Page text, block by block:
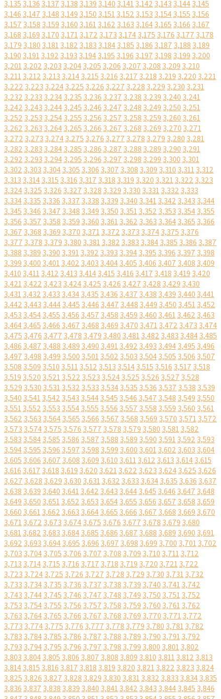
3,135 3,136 3,137 3,138 3,139 3,140 3,1413,142 3,143 3,1443,145
3,146 3,147 3,148 3,149 3,150 3,1513,152 3,153 3,1543,155 3,156
3,157 3,158 3,159 3,160 3,1613,162 3,163 3,1643,165 3,166 3,167
3,168 3,169 3,170 3,1713,172 3,173 3,1743,175 3,176 3,177 3,178
3,179 3,180 3,1813,182 3,183 3,1843,185 3,186 3,187 3,188 3,189
3,190 3,1913,192 3,193 3,1943,195 3,196 3,197 3,198 3,199 3,200
3,2013,202 3,203 3,2043,205 3,206 3,207 3,208 3,209 3,210
3,2113,212 3,213 3,2143,215 3,216 3,217 3,218 3,219 3,220 3,221
3,222 3,223 3,2243,225 3,226 3,227 3,228 3,229 3,230 3,231
3,232 3,233 3,2343,235 3,236 3,237 3,238 3,239 3,240 3,241
3,242 3,243 3,2443,245 3,246 3,247 3,248 3,249 3,250 3,251
3,252 3,253 3,2543,255 3,256 3,257 3,258 3,259 3,260 3,261
3,262 3,263 3,2643,265 3,266 3,267 3,268 3,269 3,270 3,271
3,272 3,273 3,2743,275 3,276 3,277 3,278 3,279 3,280 3,281
3,282 3,283 3,2843,285 3,286 3,287 3,288 3,289 3,290 3,291
3,292 3,293 3,2943,295 3,296 3,297 3,298 3,299 3,300 3,301
3,302 3,303 3,3043,305 3,306 3,307 3,308 3,309 3,310 3,3113,312
3,313 3,3143,315 3,316 3,317 3,318 3,319 3,320 3,3213,322 3,323
3,3243,325 3,326 3,327 3,328 3,329 3,330 3,3313,332 3,333
3,3343,335 3,336 3,337 3,338 3,339 3,340 3,3413,342 3,343 3,344
3,345 3,346 3,347 3,348 3,349 3,350 3,3513,352 3,353 3,3543,355
3,356 3,357 3,358 3,359 3,360 3,3613,362 3,363 3,3643,365 3,366
3,367 3,368 3,369 3,370 3,3713,372 3,373 3,3743,375 3,376
3,377 3,378 3,379 3,380 3,3813,382 3,383 3,3843,385 3,386 3,387
3,388 3,389 3,390 3,3913,392 3,393 3,3943,395 3,396 3,397 3,398
3,399 3,400 3,4013,402 3,403 3,4043,405 3,406 3,407 3,408 3,409
3,410 3,4113,412 3,413 3,4143,415 3,416 3,417 3,418 3,419 3,420
3,4213,422 3,423 3,4243,425 3,426 3,427 3,428 3,429 3,430
3,4313,432 3,433 3,4343,435 3,436 3,437 3,438 3,439 3,440 3,441
3,442 3,443 3,4443,445 3,446 3,447 3,448 3,449 3,450 3,4513,452
3,453 3,4543,455 3,456 3,457 3,458 3,459 3,460 3,4613,462 3,463
3,4643,465 3,466 3,467 3,468 3,469 3,470 3,4713,472 3,473 3,474
3,475 3,476 3,477 3,478 3,479 3,480 3,4813,482 3,483 3,4843,485
3,486 3,487 3,488 3,489 3,490 3,4913,492 3,493 3,4943,495 3,496
3,497 3,498 3,499 3,500 3,5013,502 3,503 3,5043,505 3,506 3,507
3,508 3,509 3,510 3,5113,512 3,513 3,5143,515 3,516 3,517 3,518
3,519 3,520 3,5213,522 3,523 3,5243,525 3,526 3,527 3,528
3,529 3,530 3,5313,532 3,533 3,5343,535 3,536 3,537 3,538 3,539
3,540 3,5413,542 3,543 3,5443,545 3,546 3,547 3,548 3,549 3,550
3,5513,552 3,553 3,5543,555 3,556 3,557 3,558 3,559 3,560 3,561
3,562 3,563 3,5643,565 3,566 3,567 3,568 3,569 3,570 3,5713,572
3,573 3,5743,575 3,576 3,577 3,578 3,579 3,580 3,5813,582
3,583 3,5843,585 3,586 3,587 3,588 3,589 3,590 3,5913,592 3,593
3,5943,595 3,596 3,597 3,598 3,599 3,600 3,6013,602 3,603 3,604
3,605 3,606 3,607 3,608 3,609 3,610 3,6113,612 3,613 3,6143,615
3,616 3,617 3,618 3,619 3,620 3,6213,622 3,623 3,6243,625 3,626
3,627 3,628 3,629 3,630 3,6313,632 3,633 3,6343,635 3,636 3,637
3,638 3,639 3,640 3,6413,642 3,643 3,6443,645 3,646 3,647 3,648
3,649 3,650 3,6513,652 3,653 3,6543,655 3,656 3,657 3,658 3,659
3,660 3,6613,662 3,663 3,6643,665 3,666 3,667 3,668 3,669 3,670
3,6713,672 3,673 3,6743,675 3,676 3,677 3,678 3,679 3,680
3,6813,682 3,683 3,6843,685 3,686 3,687 3,688 3,689 3,690 3,691
3,692 3,693 3,6943,695 3,696 3,697 3,698 3,699 3,700 3,7013,702
3,703 3,7043,705 3,706 3,707 3,708 3,709 3,710 3,7113,712
3,713 3,7143,715 3,716 3,717 3,718 3,719 3,720 3,7213,722
3,723 3,7243,725 3,726 3,727 3,728 3,729 3,730 3,7313,732
3,733 3,7343,735 3,736 3,737 3,738 3,739 3,740 3,7413,742
3,743 3,7443,745 3,746 3,747 3,748 3,749 3,750 3,7513,752
3,753 3,7543,755 3,756 3,757 3,758 3,759 3,760 3,7613,762
3,763 3,7643,765 3,766 3,767 3,768 3,769 3,770 3,7713,772
3,773 3,7743,775 3,776 3,777 3,778 3,779 3,780 3,7813,782
3,783 3,7843,785 3,786 3,787 3,788 3,789 3,790 3,7913,792
3,793 3,7943,795 3,796 3,797 3,798 3,799 3,800 3,8013,802
3,803 3,8043,805 3,806 3,807 3,808 3,809 3,810 3,8113,812 3,813
3,8143,815 3,816 3,817 3,818 3,819 3,820 3,8213,822 3,823 3,824
3,825 3,826 3,827 3,828 3,829 3,830 3,8313,832 3,833 3,8343,835
3,836 3,837 3,838 3,839 3,840 3,8413,842 3,843 3,8443,845 3,846